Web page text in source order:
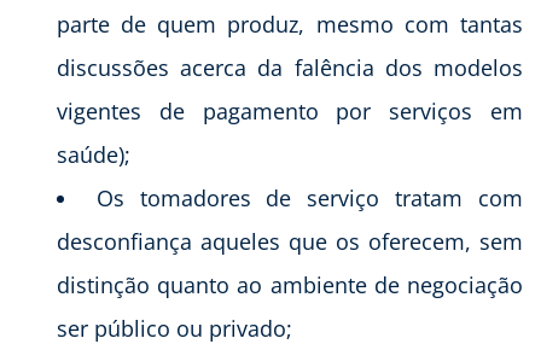
parte de quem produz, mesmo com tantas
discussões acerca da falência dos modelos
vigentes de pagamento por serviços em
saúde);
Os tomadores de serviço tratam com
desconfiança aqueles que os oferecem, sem
distinção quanto ao ambiente de negociação
ser público ou privado;